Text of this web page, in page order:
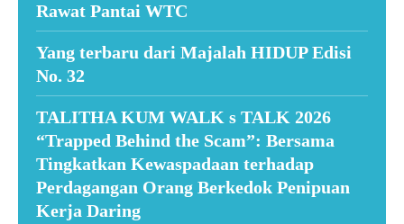
Rawat Pantai WTC
Yang terbaru dari Majalah HIDUP Edisi
No. 32
TALITHA KUM WALK s TALK 2026
“Trapped Behind the Scam”: Bersama
Tingkatkan Kewaspadaan terhadap
Perdagangan Orang Berkedok Penipuan
Kerja Daring